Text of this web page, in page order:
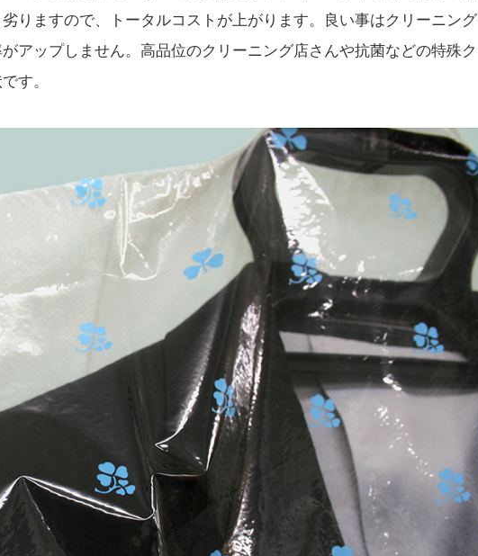
りますので、トータルコストが上がります。良い事はクリーニング
アップしません。高品位のクリーニング店さんや抗菌などの特殊ク
す。